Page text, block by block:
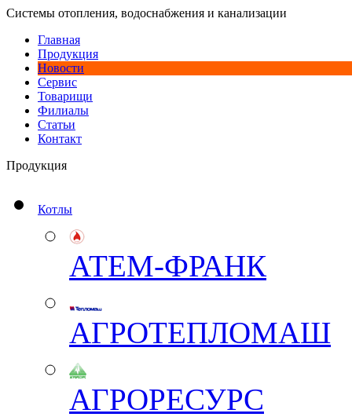
Системы отопления, водоснабжения и канализации
Главная
Продукция
Новости
Сервис
Товарищи
Филиалы
Статьи
Контакт
Продукция
Котлы
АТЕМ-ФРАНК
АГРОТЕПЛОМАШ
АГРОРЕСУРС